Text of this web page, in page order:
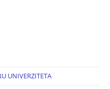
UNIVERZITETA